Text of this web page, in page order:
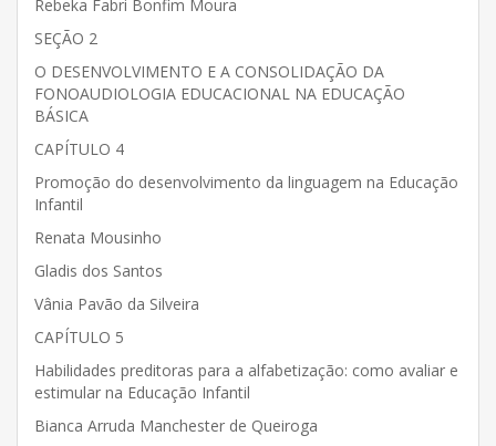
Rebeka Fabri Bonfim Moura
SEÇÃO 2
O DESENVOLVIMENTO E A CONSOLIDAÇÃO DA
FONOAUDIOLOGIA EDUCACIONAL NA EDUCAÇÃO
BÁSICA
CAPÍTULO 4
Promoção do desenvolvimento da linguagem na Educação
Infantil
Renata Mousinho
Gladis dos Santos
Vânia Pavão da Silveira
CAPÍTULO 5
Habilidades preditoras para a alfabetização: como avaliar e
estimular na Educação Infantil
Bianca Arruda Manchester de Queiroga